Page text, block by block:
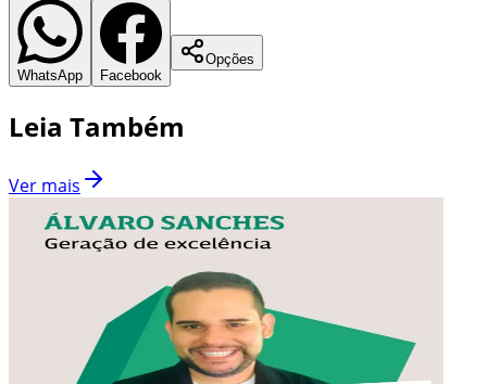
WhatsApp Facebook
Opções
Leia Também
Ver mais